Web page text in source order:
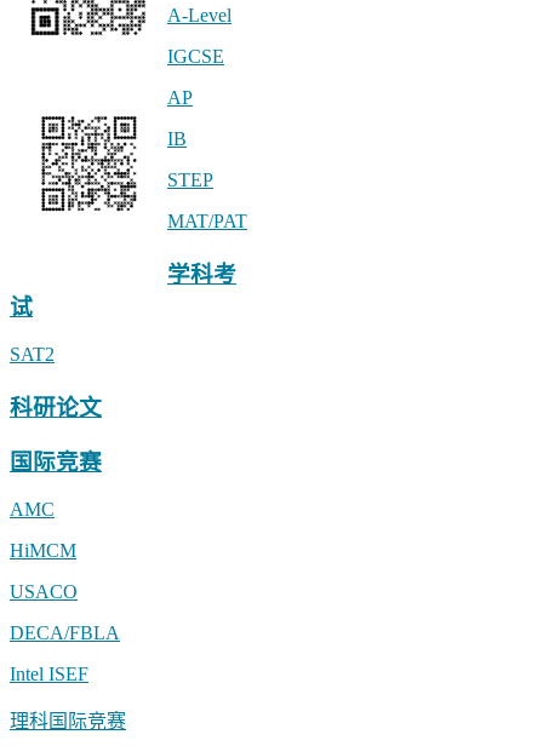
A-Level
IGCSE
AP
IB
STEP
MAT/PAT
学科考
试
SAT2
科研论文
国际竞赛
AMC
HiMCM
USACO
DECA/FBLA
Intel ISEF
理科国际竞赛